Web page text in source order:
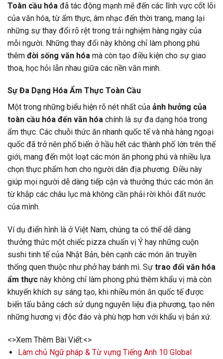
Toàn cầu hóa đã tác động mạnh mẽ đến các lĩnh vực cốt lõi
của văn hóa, từ ẩm thực, âm nhạc đến thời trang, mang lại
những sự thay đổi rõ rệt trong trải nghiệm hàng ngày của
mỗi người. Những thay đổi này không chỉ làm phong phú
thêm đời sống văn hóa mà còn tạo điều kiện cho sự giao
thoa, học hỏi lẫn nhau giữa các nền văn minh.
Sự Đa Dạng Hóa Ẩm Thực Toàn Cầu
Một trong những biểu hiện rõ nét nhất của ảnh hưởng của
toàn cầu hóa đến văn hóa chính là sự đa dạng hóa trong
ẩm thực. Các chuỗi thức ăn nhanh quốc tế và nhà hàng ngoại
quốc đã trở nên phổ biến ở hầu hết các thành phố lớn trên thế
giới, mang đến một loạt các món ăn phong phú và nhiều lựa
chọn thực phẩm hơn cho người dân địa phương. Điều này
giúp mọi người dễ dàng tiếp cận và thưởng thức các món ăn
từ khắp các châu lục mà không cần phải rời khỏi đất nước
của mình.
Ví dụ điển hình là ở Việt Nam, chúng ta có thể dễ dàng
thưởng thức một chiếc pizza chuẩn vị Ý hay những cuộn
sushi tinh tế của Nhật Bản, bên cạnh các món ăn truyền
thống quen thuộc như phở hay bánh mì. Sự trao đổi văn hóa
ẩm thực này không chỉ làm phong phú thêm khẩu vị mà còn
khuyến khích sự sáng tạo, khi nhiều món ăn quốc tế được
biến tấu bằng cách sử dụng nguyên liệu địa phương, tạo nên
những hương vị độc đáo và phù hợp hơn với khẩu vị bản xứ.
<>Xem Thêm Bài Viết:<>
Làm chủ Ngữ pháp & Từ vựng Tiếng Anh 10 Global